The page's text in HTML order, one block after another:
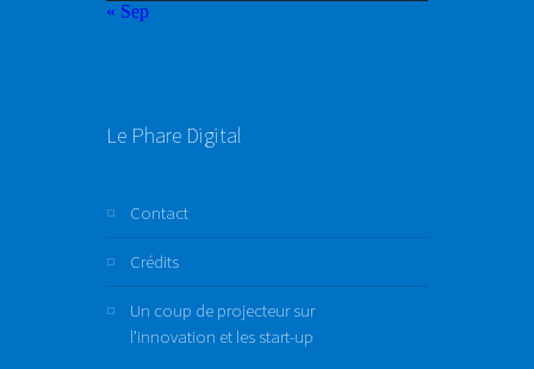
« Sep
Le Phare Digital
Contact
Crédits
Un coup de projecteur sur
l’innovation et les start-up